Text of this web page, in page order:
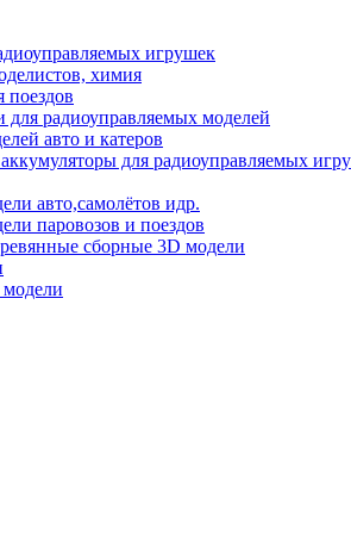
игрушек
химия
радиоуправляемых моделей
авто и катеров
для радиоуправляемых
авто,самолётов идр.
паровозов и поездов
сборные 3D модели